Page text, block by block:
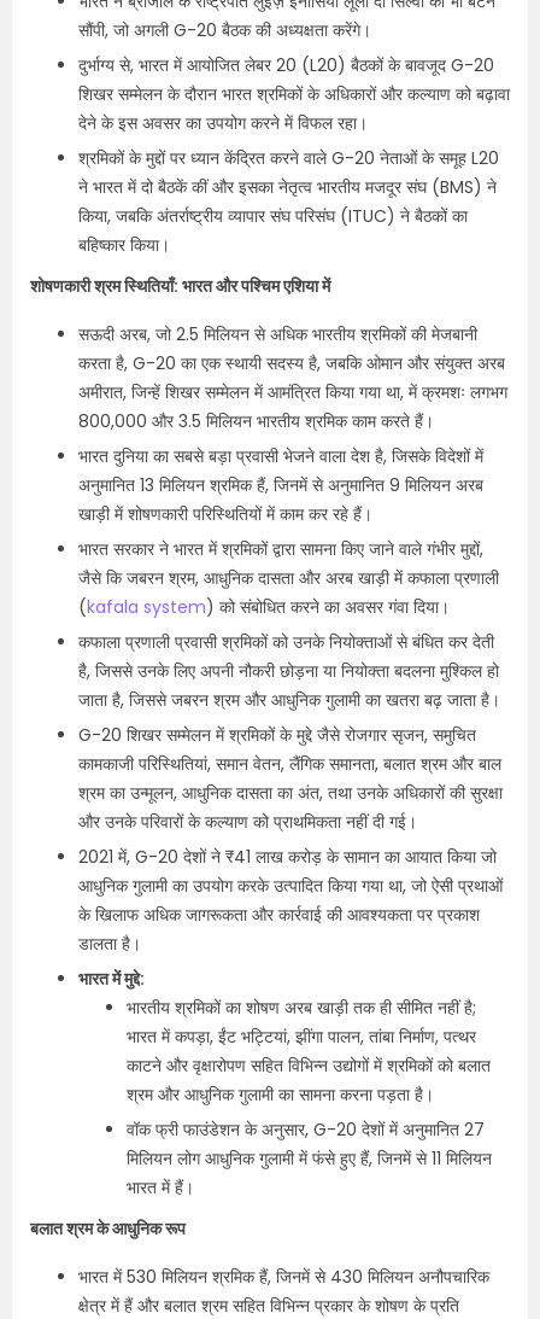
सौंपी, जो अगली G-20 बैठक की अध्यक्षता करेंगे।
दुर्भाग्य से, भारत में आयोजित लेबर 20 (L20) बैठकों के बावजूद G-20
शिखर सम्मेलन के दौरान भारत श्रमिकों के अधिकारों और कल्याण को बढ़ावा
देने के इस अवसर का उपयोग करने में विफल रहा।
श्रमिकों के मुद्दों पर ध्यान केंद्रित करने वाले G-20 नेताओं के समूह L20
ने भारत में दो बैठकें कीं और इसका नेतृत्व भारतीय मजदूर संघ (BMS) ने
किया, जबकि अंतर्राष्ट्रीय व्यापार संघ परिसंघ (ITUC) ने बैठकों का
बहिष्कार किया।
शोषणकारी श्रम स्थितियाँ: भारत और पश्चिम एशिया में
सऊदी अरब, जो 2.5 मिलियन से अधिक भारतीय श्रमिकों की मेजबानी
करता है, G-20 का एक स्थायी सदस्य है, जबकि ओमान और संयुक्त अरब
अमीरात, जिन्हें शिखर सम्मेलन में आमंत्रित किया गया था, में क्रमशः लगभग
800,000 और 3.5 मिलियन भारतीय श्रमिक काम करते हैं।
भारत दुनिया का सबसे बड़ा प्रवासी भेजने वाला देश है, जिसके विदेशों में
अनुमानित 13 मिलियन श्रमिक हैं, जिनमें से अनुमानित 9 मिलियन अरब
खाड़ी में शोषणकारी परिस्थितियों में काम कर रहे हैं।
भारत सरकार ने भारत में श्रमिकों द्वारा सामना किए जाने वाले गंभीर मुद्दों,
जैसे कि जबरन श्रम, आधुनिक दासता और अरब खाड़ी में कफाला प्रणाली
(kafala system) को संबोधित करने का अवसर गंवा दिया।
कफाला प्रणाली प्रवासी श्रमिकों को उनके नियोक्ताओं से बंधित कर देती
है, जिससे उनके लिए अपनी नौकरी छोड़ना या नियोक्ता बदलना मुश्किल हो
जाता है, जिससे जबरन श्रम और आधुनिक गुलामी का खतरा बढ़ जाता है।
G-20 शिखर सम्मेलन में श्रमिकों के मुद्दे जैसे रोजगार सृजन, समुचित
कामकाजी परिस्थितियां, समान वेतन, लैंगिक समानता, बलात श्रम और बाल
श्रम का उन्मूलन, आधुनिक दासता का अंत, तथा उनके अधिकारों की सुरक्षा
और उनके परिवारों के कल्याण को प्राथमिकता नहीं दी गई।
2021 में, G-20 देशों ने ₹41 लाख करोड़ के सामान का आयात किया जो
आधुनिक गुलामी का उपयोग करके उत्पादित किया गया था, जो ऐसी प्रथाओं
के खिलाफ अधिक जागरूकता और कार्रवाई की आवश्यकता पर प्रकाश
डालता है।
भारत में मुद्दे:
भारतीय श्रमिकों का शोषण अरब खाड़ी तक ही सीमित नहीं है;
भारत में कपड़ा, ईंट भट्टियां, झींगा पालन, तांबा निर्माण, पत्थर
काटने और वृक्षारोपण सहित विभिन्न उद्योगों में श्रमिकों को बलात
श्रम और आधुनिक गुलामी का सामना करना पड़ता है।
वॉक फ्री फाउंडेशन के अनुसार, G-20 देशों में अनुमानित 27
मिलियन लोग आधुनिक गुलामी में फंसे हुए हैं, जिनमें से 11 मिलियन
भारत में हैं।
बलात श्रम के आधुनिक रूप
भारत में 530 मिलियन श्रमिक हैं, जिनमें से 430 मिलियन अनौपचारिक
क्षेत्र में हैं और बलात श्रम सहित विभिन्न प्रकार के शोषण के प्रति